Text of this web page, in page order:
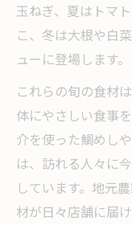
玉ねぎ、夏はトマ
こ、冬は大根や白
ューに登場します。
これらの旬の食材
体にやさしい食事
介を使った鯛めし
は、訪れる人々に
しています。地元
材が日々店舗に届